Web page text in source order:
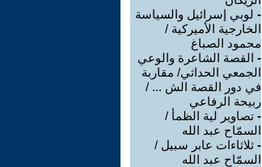
- لوبي إسرائيل والسياسة
الخارجية الأميركية /
محمود الصباغ
- القصة الشاعرة والوعي
الجمعي الحداثي/ مقاربة
في دور القصة الش ... /
ربيحة الرفاعي
- تصاوير لية الظمأ /
السمّاح عبد الله
- ثلاثاءات عابر سبيل /
السمّاح عبد الله